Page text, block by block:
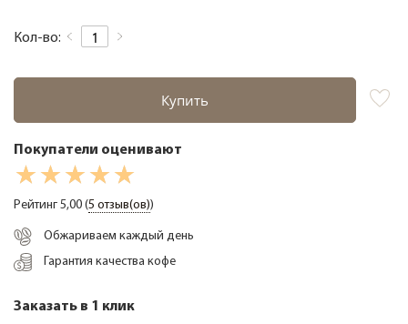
О компании
Сотрудничество
Статьи
Кол-во:
Купить
Покупатели оценивают
Рейтинг 5,00 (5 отзыв(ов))
Обжариваем каждый день
Гарантия качества кофе
Заказать в 1 клик